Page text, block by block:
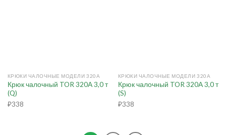
КРЮКИ ЧАЛОЧНЫЕ МОДЕЛИ 320А
Крюк чалочный TOR 320А 3,0 т
(Q)
₽338
КРЮКИ ЧАЛОЧНЫЕ МОДЕЛИ 320А
Крюк чалочный TOR 320А 3,0 т
(S)
₽338